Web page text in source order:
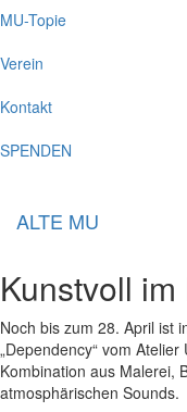
MU-Topie
Verein
Kontakt
SPENDEN
ALTE MU
Kunstvoll
Noch bis zum 28. April ist
„Dependency“ vom
Kombination aus Malerei,
atmosphärischen Sounds.